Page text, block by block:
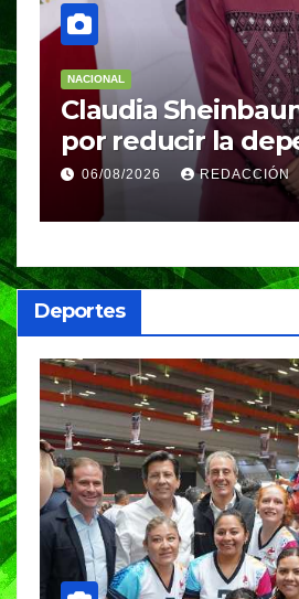
NACIONAL
Claudia
por reducir la
del gas
sigue bajo
06/08/2026 REDACCIÓN
Deportes